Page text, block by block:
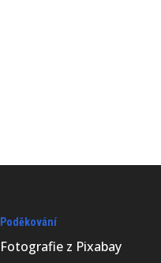
Poděkování
Fotografie z Pixabay